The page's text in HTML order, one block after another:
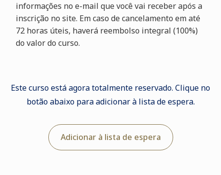
informações no e-mail que você vai receber após a
inscrição no site. Em caso de cancelamento em até
72 horas úteis, haverá reembolso integral (100%)
do valor do curso.
Este curso está agora totalmente reservado. Clique no
botão abaixo para adicionar à lista de espera.
Adicionar à lista de espera